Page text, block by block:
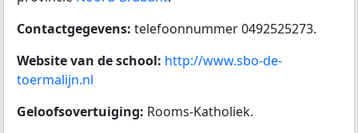
Contactgegevens: telefoonnummer 0492525273.
Website van de school: http://www.sbo-de-
toermalijn.nl
Geloofsovertuiging: Rooms-Katholiek.